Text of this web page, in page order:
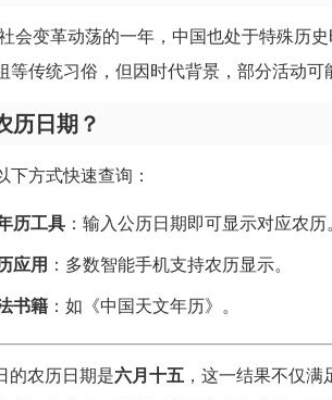
会变革动荡的一年，中国也处于特殊历
等传统习俗，但因时代背景，部分活动可
历日期？
下方式快速查询：
历工具 ：输入公历日期即可显示对应农历
应用 ：多数智能手机支持农历显示。
书籍 ：如《中国天文年历》。
的农历日期是六月十五 ，这一结果不仅